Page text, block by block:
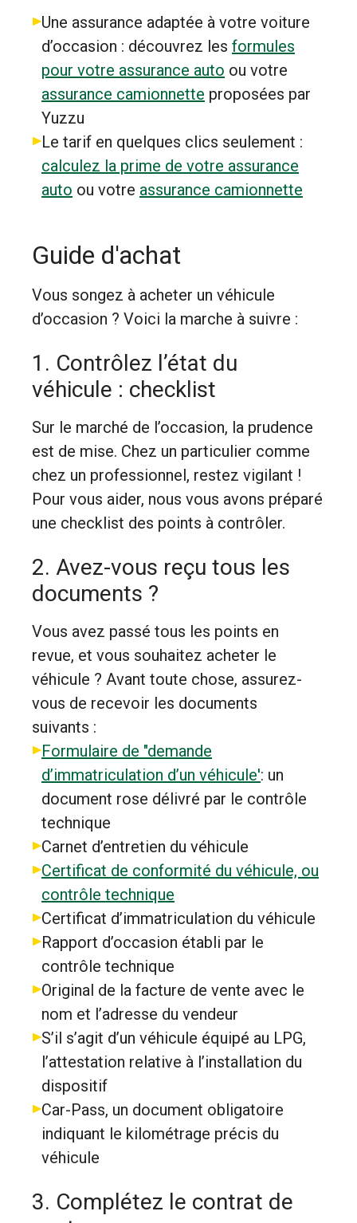
Une assurance adaptée à votre voiture
d’occasion : découvrez les formules
pour votre assurance auto ou votre
assurance camionnette proposées par
Yuzzu
Le tarif en quelques clics seulement :
calculez la prime de votre assurance
auto ou votre assurance camionnette
Guide d'achat
Vous songez à acheter un véhicule
d’occasion ? Voici la marche à suivre :
1. Contrôlez l’état du
véhicule : checklist
Sur le marché de l’occasion, la prudence
est de mise. Chez un particulier comme
chez un professionnel, restez vigilant !
Pour vous aider, nous vous avons préparé
une checklist des points à contrôler.
2. Avez-vous reçu tous les
documents ?
Vous avez passé tous les points en
revue, et vous souhaitez acheter le
véhicule ? Avant toute chose, assurez-
vous de recevoir les documents
suivants :
Formulaire de "demande
d’immatriculation d’un véhicule': un
document rose délivré par le contrôle
technique
Carnet d’entretien du véhicule
Certificat de conformité du véhicule, ou
contrôle technique
Certificat d’immatriculation du véhicule
Rapport d’occasion établi par le
contrôle technique
Original de la facture de vente avec le
nom et l’adresse du vendeur
S’il s’agit d’un véhicule équipé au LPG,
l’attestation relative à l’installation du
dispositif
Car-Pass, un document obligatoire
indiquant le kilométrage précis du
véhicule
3. Complétez le contrat de